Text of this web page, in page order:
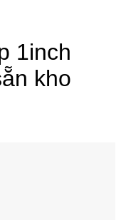
1inch
kho